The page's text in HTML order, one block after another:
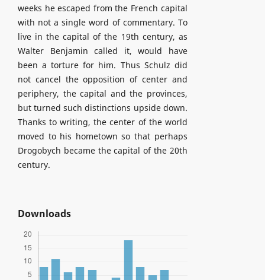
weeks he escaped from the French capital
with not a single word of commentary. To
live in the capital of the 19th century, as
Walter Benjamin called it, would have
been a torture for him. Thus Schulz did
not cancel the opposition of center and
periphery, the capital and the provinces,
but turned such distinctions upside down.
Thanks to writing, the center of the world
moved to his hometown so that perhaps
Drogobych became the capital of the 20th
century.
Downloads